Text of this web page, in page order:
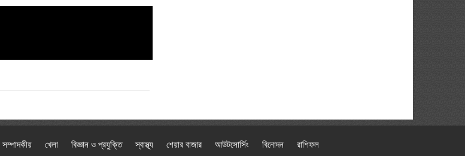
সম্পাদকীয় খেলা বিজ্ঞান ও প্রযুক্তি স্বাস্থ্য শেয়ার বাজার আউটসোর্সিং বিনোদন রাশিফল